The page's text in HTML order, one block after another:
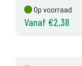
Op voorraad
Op voorraad
Vanaf €2,38